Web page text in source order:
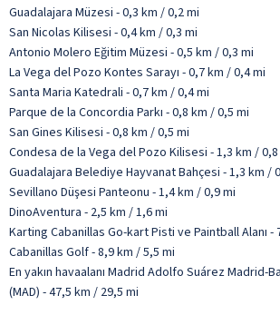
Guadalajara Müzesi - 0,3 km / 0,2 mi
San Nicolas Kilisesi - 0,4 km / 0,3 mi
Antonio Molero Eğitim Müzesi - 0,5 km / 0,3 mi
La Vega del Pozo Kontes Sarayı - 0,7 km / 0,4 mi
Santa Maria Katedrali - 0,7 km / 0,4 mi
Parque de la Concordia Parkı - 0,8 km / 0,5 mi
San Gines Kilisesi - 0,8 km / 0,5 mi
Condesa de la Vega del Pozo Kilisesi - 1,3 km /
Guadalajara Belediye Hayvanat Bahçesi - 1,3 km /
Sevillano Düşesi Panteonu - 1,4 km / 0,9 mi
DinoAventura - 2,5 km / 1,6 mi
Karting Cabanillas Go-kart Pisti ve Paintball Alanı -
Cabanillas Golf - 8,9 km / 5,5 mi
En yakın havaalanı Madrid Adolfo Suárez Madrid-
(MAD) - 47,5 km / 29,5 mi